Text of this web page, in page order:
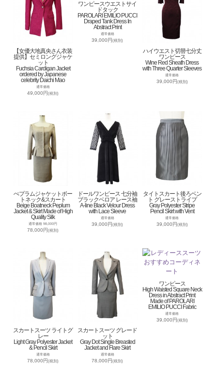
【女優大地真央さん衣装
提供】セミロングジャケ
ット
Fuchsia Cardigan Jacket
ordered by Japanese
celebrity Daichi Mao
通常価格
49,000円(税別)
ワンピースウエストサイ
ドタック
PAROLARI EMILIO PUCCI
Draped Tank Dress In
Abstract Print
通常価格
39,000円(税別)
ハイウエスト切替七分丈
ワンピース
Wine Red Sheath Dress
with Three Quarter Sleeves
通常価格
39,000円(税別)
ぺプラムジャケットボー
トネック&スカート
Beige Boatneck Peplum
Jacket & Skirt Made of High
Quality Silk
通常価格 98,000円
78,000円(税別)
ドールワンピース 七分袖
ブラックベロア レース袖
A-line Black Velour Dress
with Lace Sleeve
通常価格
39,000円(税別)
タイトスカート後ろベン
ト グレーストライプ
Gray Polyester Stripe
Pencil Skirt with Vent
通常価格
39,000円(税別)
スカートスーツ ライトグ
レー
Light Gray Polyester Jacket
& Pencil Skirt
通常価格
78,000円(税別)
スカートスーツ グレード
ット
Gray Dot Single Breasted
Jacket and Flare Skirt
通常価格
78,000円(税別)
ワンピース
High Waisted Square Neck
Dress in Abstract Print
Made of PAROLARI
EMILIO PUCCI Fabric
通常価格
39,000円(税別)